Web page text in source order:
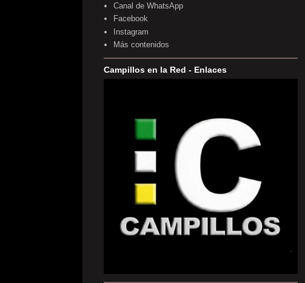
Canal de WhatsApp
Facebook
Instagram
Más contenidos
Campillos en la Red - Enlaces